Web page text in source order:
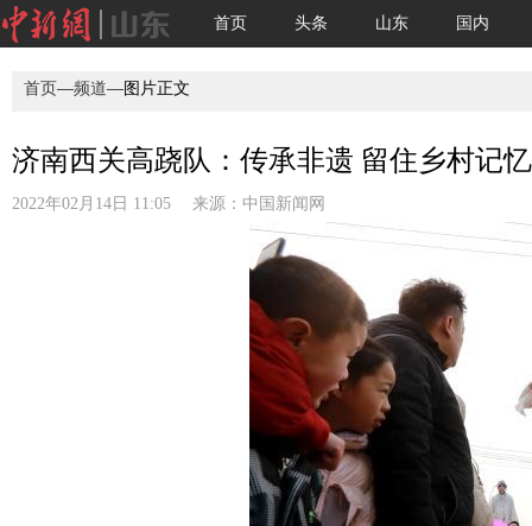
首页 头条 山东 国内
首页—频道—图片正文
济南西关高跷队：传承非遗 留住乡村记
2022年02月14日 11:05 来源： 中国新闻网